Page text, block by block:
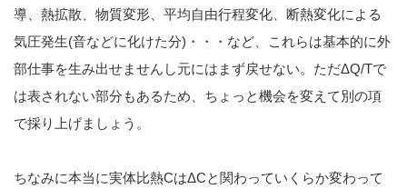
導、熱拡散、物質変形、平均自由行程変化、断熱変化による
気圧発生(音などに化けた分)・・・など、これらは基本的に外
部仕事を生み出せませんし元にはまず戻せない。ただΔQ/Tで
は表されない部分もあるため、ちょっと機会を変えて別の項
で採り上げましょう。
ちなみに本当に実体比熱CはΔCと関わっていくらか変わって